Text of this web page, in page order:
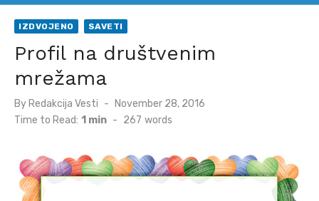
IZDVOJENO SAVETI
Profil na društvenim
mrežama
By Redakcija Vesti
Posted
on
November 28, 2016
Time to Read: 1 min - 267 words